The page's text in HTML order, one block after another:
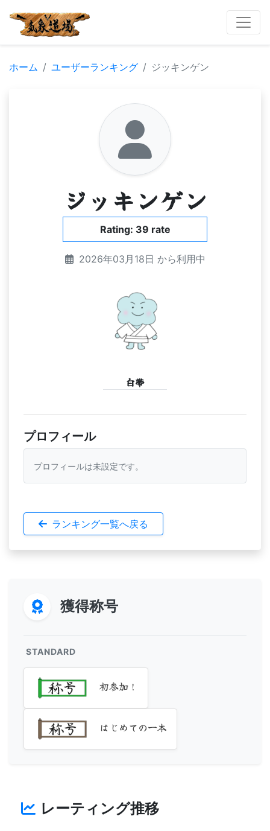
ホーム ユーザーランキング ジッキンゲン
ジッキンゲン
Rating: 39 rate
2026年03月18日 から利用中
白帯
プロフィール
プロフィールは未設定です。
ランキング一覧へ戻る
獲得称号
STANDARD
初参加！
はじめての一本
レーティング推移